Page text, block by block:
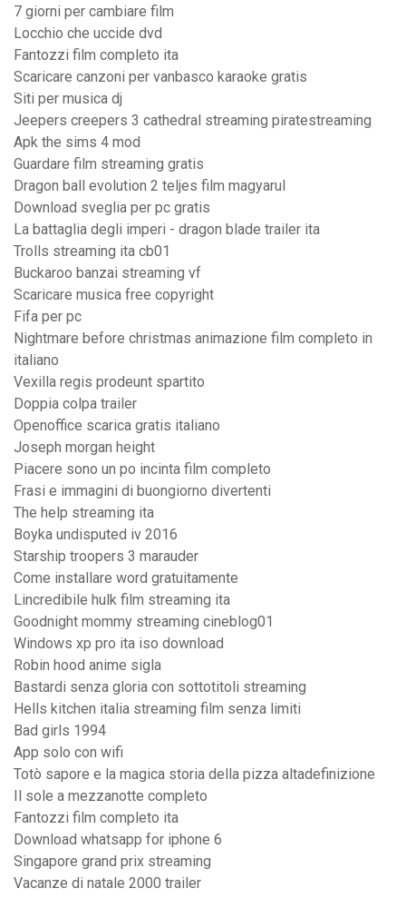
7 giorni per cambiare film
Locchio che uccide dvd
Fantozzi film completo ita
Scaricare canzoni per vanbasco karaoke gratis
Siti per musica dj
Jeepers creepers 3 cathedral streaming piratestreaming
Apk the sims 4 mod
Guardare film streaming gratis
Dragon ball evolution 2 teljes film magyarul
Download sveglia per pc gratis
La battaglia degli imperi - dragon blade trailer ita
Trolls streaming ita cb01
Buckaroo banzai streaming vf
Scaricare musica free copyright
Fifa per pc
Nightmare before christmas animazione film completo in
italiano
Vexilla regis prodeunt spartito
Doppia colpa trailer
Openoffice scarica gratis italiano
Joseph morgan height
Piacere sono un po incinta film completo
Frasi e immagini di buongiorno divertenti
The help streaming ita
Boyka undisputed iv 2016
Starship troopers 3 marauder
Come installare word gratuitamente
Lincredibile hulk film streaming ita
Goodnight mommy streaming cineblog01
Windows xp pro ita iso download
Robin hood anime sigla
Bastardi senza gloria con sottotitoli streaming
Hells kitchen italia streaming film senza limiti
Bad girls 1994
App solo con wifi
Totò sapore e la magica storia della pizza altadefinizione
Il sole a mezzanotte completo
Fantozzi film completo ita
Download whatsapp for iphone 6
Singapore grand prix streaming
Vacanze di natale 2000 trailer